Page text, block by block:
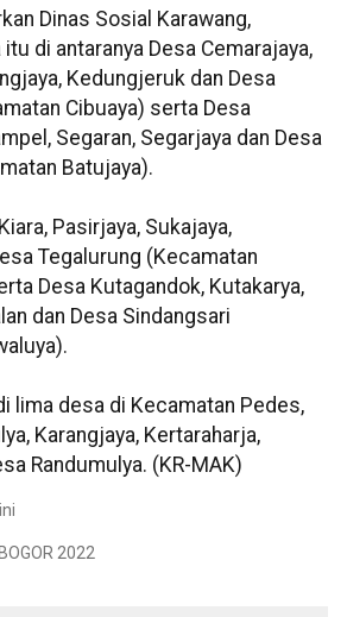
Dinas Sosial Karawang,
di antaranya Desa Cemarajaya,
Kedungjeruk dan Desa
Cibuaya) serta Desa
Segaran, Segarjaya dan Desa
Batujaya).
Pasirjaya, Sukajaya,
Tegalurung (Kecamatan
Desa Kutagandok, Kutakarya,
dan Desa Sindangsari
lima desa di Kecamatan Pedes,
Karangjaya, Kertaraharja,
Randumulya. (KR-MAK)
2022